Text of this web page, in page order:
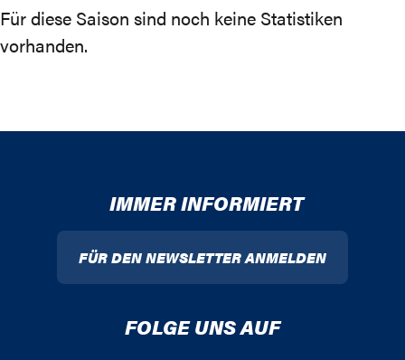
Für diese Saison sind noch keine Statistiken
vorhanden.
IMMER INFORMIERT
FÜR DEN NEWSLETTER ANMELDEN
FOLGE UNS AUF